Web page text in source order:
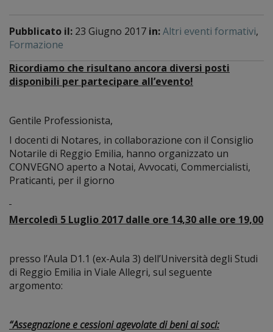
Pubblicato il: 23 Giugno 2017 in:Altri eventi formativi,
Formazione
Ricordiamo che risultano ancora diversi posti
disponibili per partecipare all’evento!
Gentile Professionista,
I docenti di Notares, in collaborazione con il Consiglio
Notarile di Reggio Emilia, hanno organizzato un
CONVEGNO aperto a Notai, Avvocati, Commercialisti,
Praticanti, per il giorno
Mercoledì 5 Luglio 2017 dalle ore 14,30 alle ore 19,00
presso l’Aula D1.1 (ex-Aula 3) dell’Università degli Studi
di Reggio Emilia in Viale Allegri, sul seguente
argomento:
“Assegnazione e cessioni agevolate di beni ai soci: